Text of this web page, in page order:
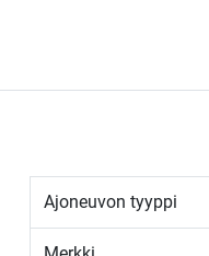
Ajoneuvon tyyppi